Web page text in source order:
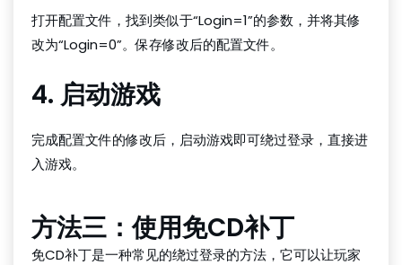
打开配置文件，找到类似于“Login=1”的参数，并将其修
改为“Login=0”。保存修改后的配置文件。
4. 启动游戏
完成配置文件的修改后，启动游戏即可绕过登录，直接进
入游戏。
方法三：使用免CD补丁
免CD补丁是一种常见的绕过登录的方法，它可以让玩家